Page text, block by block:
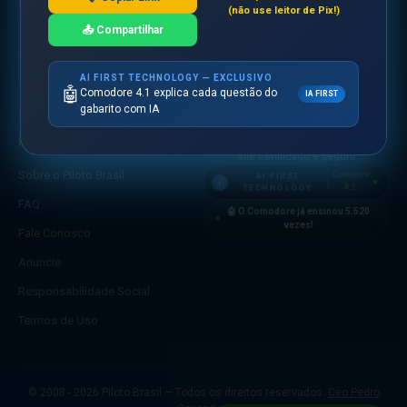
RESPONSABILIDADE SOCIAL
Apoiamos
crianças
em todo o
mundo
INSTITUCIONAL
FAQ
Fale Conosco
Anuncie
Responsabilidade Social
Termos de Uso
Site certificado e seguro
AI FIRST
TECHNOLOGY
🤖 O Comodore já ensinou 5.520
vezes!
© 2008 - 2026 Piloto Brasil — Todos os direitos reservados.
📤 Compartilhar
(não use leitor de Pix!)
🤖
AI FIRST TECHNOLOGY — EXCLUSIVO
Comodore 4.1 explica cada questão do
gabarito com IA
IA FIRST